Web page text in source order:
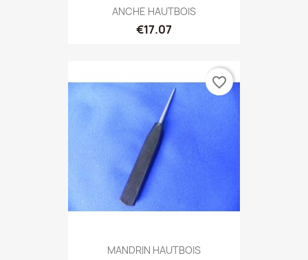
ANCHE HAUTBOIS
€17.07
MANDRIN HAUTBOIS
favorite_border